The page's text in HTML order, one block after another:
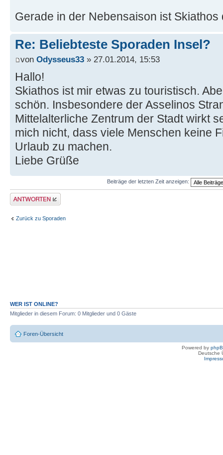
Gerade in der Nebensaison ist
Re: Beliebteste Sporaden Insel?
von Odysseus33 » 27.01.2014, 15:53
Hallo!
Skiathos ist mir etwas zu touristisch.
schön. Insbesondere der Asselinos
Mittelalterliche Zentrum der Stadt wirkt
mich nicht, dass viele Menschen keine
Urlaub zu machen.
Liebe Grüße
Beiträge der letzten Zeit anzeigen:
Antwort erstellen
Zurück zu Sporaden
WER IST ONLINE?
Mitglieder in diesem Forum: 0 Mitglieder und 0 Gäste
Foren-Übersicht
Powered by
Deutsche